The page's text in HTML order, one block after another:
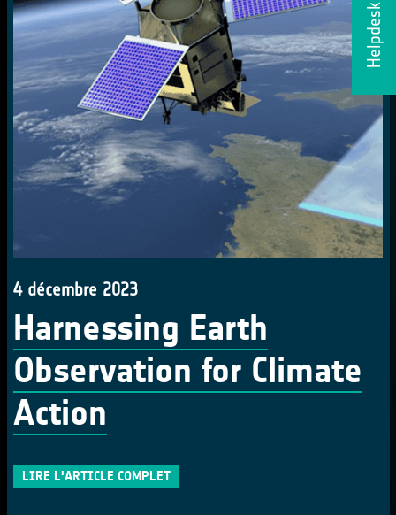
Helpdesk
4 décembre 2023
Harnessing Earth
Observation for Climate
Action
LIRE L'ARTICLE COMPLET